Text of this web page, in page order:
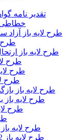
تقدیر نامه
خطاطی
طرح لایه باز
طرح
طرح لایه باز
طرح
طرح
طرح
طرح لایه باز
طرح لایه باز
طرح
طرح لایه باز 13 آبان
طرح لایه باز 22 بهمن